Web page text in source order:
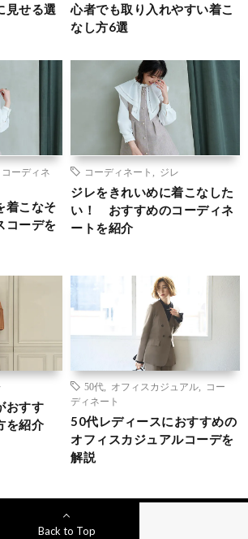
見せる選
心者でも取り入れやすい着こ
なし方6選
コーディネ
着こなそ
コーデを
コーディネート ジレ
ジレをきれいめに着こなした
い！ おすすめのコーディネ
ートを紹介
おすす
を紹介
50代 オフィスカジュアル
コー
ディネート
50代レディースにおすすめの
オフィスカジュアルコーデを
解説
Back to Top